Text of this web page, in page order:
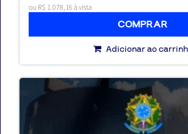
ou R$ 1.078,16 à vista
COMPRAR
Adicionar ao